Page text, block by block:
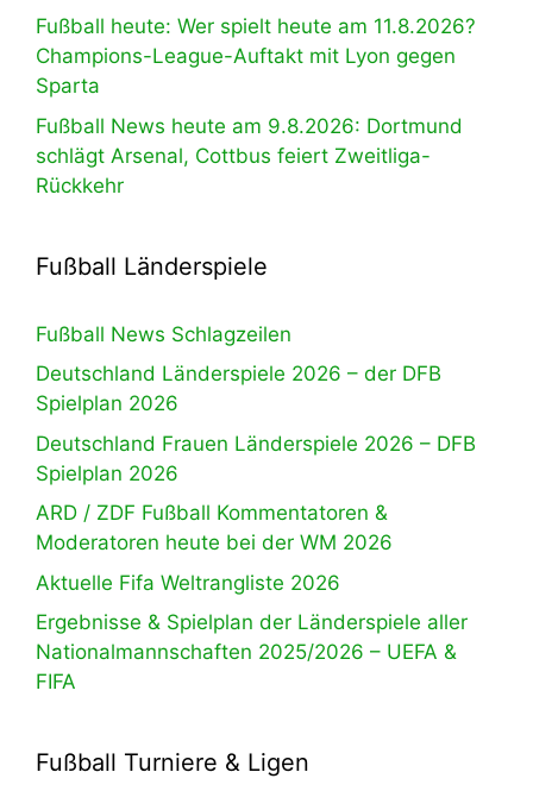
Fußball heute: Wer spielt heute am 11.8.2026?
Champions-League-Auftakt mit Lyon gegen
Sparta
Fußball News heute am 9.8.2026: Dortmund
schlägt Arsenal, Cottbus feiert Zweitliga-
Rückkehr
Fußball Länderspiele
Fußball News Schlagzeilen
Deutschland Länderspiele 2026 – der DFB
Spielplan 2026
Deutschland Frauen Länderspiele 2026 – DFB
Spielplan 2026
ARD / ZDF Fußball Kommentatoren &
Moderatoren heute bei der WM 2026
Aktuelle Fifa Weltrangliste 2026
Ergebnisse & Spielplan der Länderspiele aller
Nationalmannschaften 2025/2026 – UEFA &
FIFA
Fußball Turniere & Ligen